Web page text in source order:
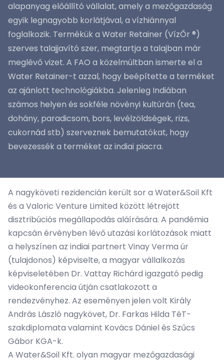
alapanyag előállító vállalat, amely a mezőgazdaság
egyik legnagyobb korlátjával, a vízhiánnyal
foglalkozik. Termékük a Water Retainer (VízŐr ®)
szerves talajjavító szer, megtartja a talajban már
meglévő vizet. A FAO a közelmúltban ismerte el a
Water Retainer-t azzal, hogy beépítette a terméket
az ajánlott technológiákba. Jelenleg Indiában
számos helyen és sokféle növényi kultúrán (tea,
dohány, paradicsom, bors, levélzöldségek, rizs,
cukornád stb) szerveznek bemutatókat, hogy
bevezessék a terméket az indiai piacra.
A nagyköveti rezidencián került sor a Water&Soil Kft
és a Valoric Venture Limited között létrejött
disztribúciós megállapodás aláírására. A pandémia
kapcsán érvényben lévő utazási korlátozások miatt
a helyszínen az indiai partnert Vinay Verma úr
(tulajdonos) képviselte, a magyar vállalkozás
képviseletében Dr. Vattay Richárd igazgató pedig
videokonferencia útján csatlakozott a
rendezvényhez. Az eseményen jelen volt Király
András László nagykövet, Dr. Farkas Hilda TéT-
szakdiplomata valamint Kovács Dániel és Szűcs
Gábor KGA-k.
A Water&Soil Kft. olyan magyar mezőgazdasági